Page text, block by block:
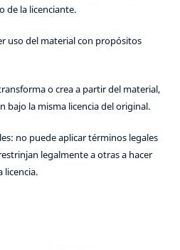
de la licenciante.
uso del material con propósitos
o crea a partir del material,
bajo la misma licencia del original.
no puede aplicar términos legales
legalmente a otras a hacer
licencia.